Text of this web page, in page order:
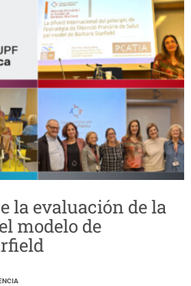
la evaluación de la
modelo de